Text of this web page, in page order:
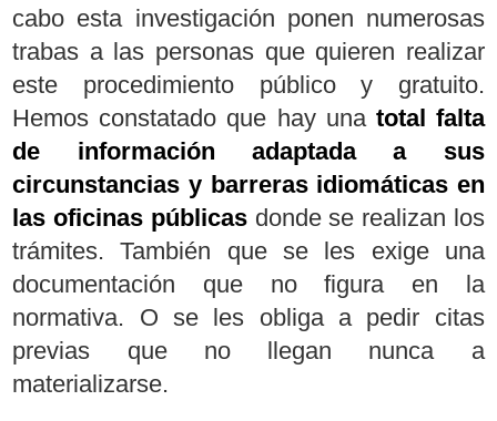
cabo esta investigación ponen numerosas
trabas a las personas que quieren realizar
este procedimiento público y gratuito.
Hemos constatado que hay una total falta
de información adaptada a sus
circunstancias y barreras idiomáticas en
las oficinas públicasdonde se realizan los
trámites. También que se les exige una
documentación que no figura en la
normativa. O se les obliga a pedir citas
previas que no llegan nunca a
materializarse.